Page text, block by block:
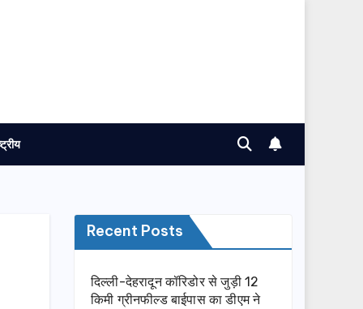
Recent Posts
दिल्ली-देहरादून कॉरिडोर से जुड़ी 12
किमी ग्रीनफील्ड बाईपास का डीएम ने